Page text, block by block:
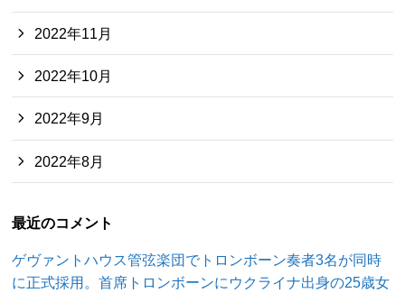
2022年11月
2022年10月
2022年9月
2022年8月
最近のコメント
ゲヴァントハウス管弦楽団でトロンボーン奏者3名が同時
に正式採用。首席トロンボーンにウクライナ出身の25歳女